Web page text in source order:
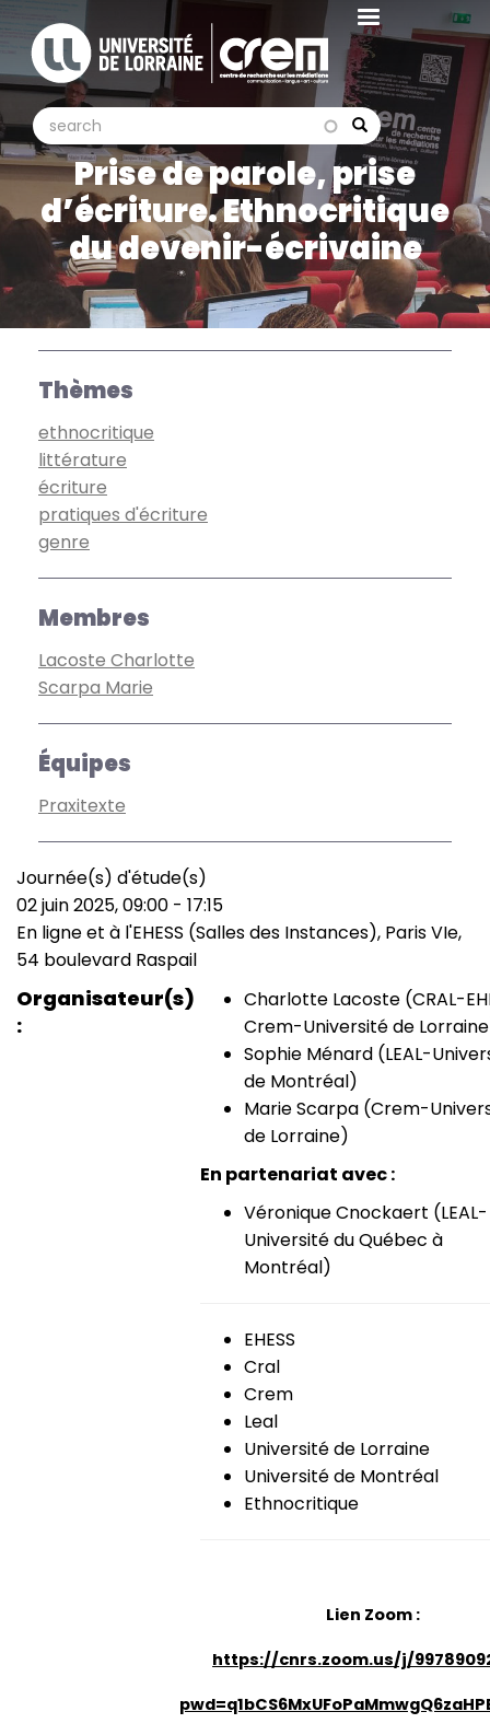
Aller
contenu
principal
Search
search search
Prise de parole, prise
d’écriture. Ethnocritique
du devenir-écrivaine
Thèmes
ethnocritique
littérature
écriture
pratiques d'écriture
genre
Membres
Lacoste Charlotte
Scarpa Marie
Équipes
Praxitexte
Type
de
manifestation
Journée(s) d'étude(s)
Date
(smart)
02 juin 2025, 09:00 - 17:15
Lieu
En ligne et à l'EHESS (Salles des Instances), Paris VIe,
54 boulevard Raspail
Organisateur(s)
Charlotte Lacoste (CRAL-
Crem-Université de
Sophie Ménard (LEAL-
de Montréal)
Marie Scarpa (Crem-
de Lorraine)
En partenariat avec :
Véronique Cnockaert (LEAL-
Université du Québec à
Montréal)
EHESS
Cral
Crem
Leal
Université de Lorraine
Université de Montréal
Ethnocritique
Lien Zoom :
https://cnrs.zoom.us/j/